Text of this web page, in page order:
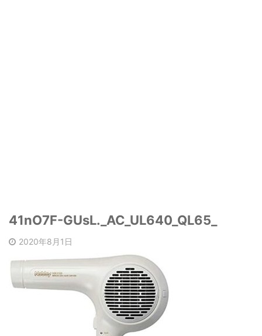
41nO7F-GUsL._AC_UL640_QL65_
2020年8月1日